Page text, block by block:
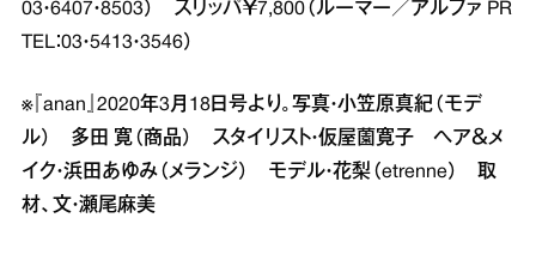
03・6407・8503） スリッパ￥7,800（ルーマー／アルファ PR
TEL：03・5413・3546）
※『anan』2020年3月18日号より。写真・小笠原真紀（モデ
ル） 多田 寛（商品） スタイリスト・仮屋薗寛子 ヘア＆メ
イク・浜田あゆみ（メランジ） モデル・花梨（etrenne） 取
材、文・瀬尾麻美